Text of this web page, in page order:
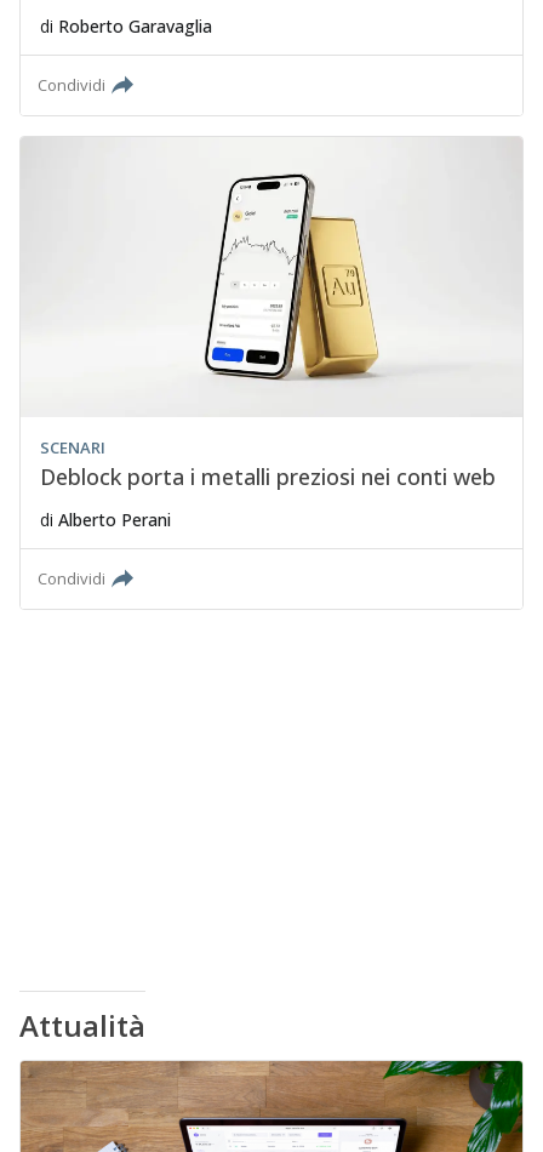
di Roberto Garavaglia
Condividi
SCENARI
Deblock porta i metalli preziosi nei conti web
di Alberto Perani
Condividi
Attualità